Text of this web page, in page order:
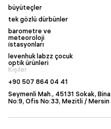
büyüteçler
tek gözlü dürbünler
barometre ve
meteoroloji
i̇stasyonları
levenhuk labzz çocuk
optik ürünleri
Kişiler
+90 507 864 04 41
Seymenli Mah., 45131 Sokak, Bina
No:9, Ofis No:33, Mezitli / Mersin